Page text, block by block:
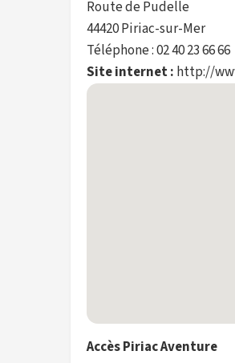
Route de Pudelle
44420 Piriac-sur-Mer
Téléphone : 02 40 23 66 66
Site internet : http://
Accès Piriac Aventure